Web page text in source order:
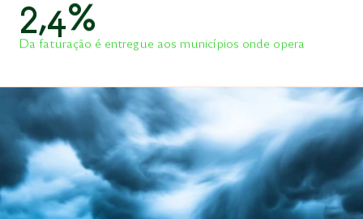
2,5%
Da faturação é entregue aos municípios onde opera